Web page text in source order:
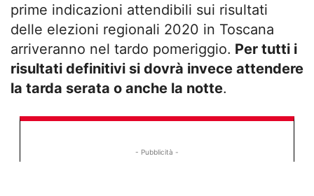
prime indicazioni attendibili sui risultati
delle elezioni regionali 2020 in Toscana
arriveranno nel tardo pomeriggio. Per tutti i
risultati definitivi si dovrà invece attendere
la tarda serata o anche la notte.
- Pubblicità -